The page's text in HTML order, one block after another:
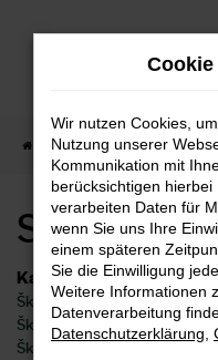
Zum
Startseite Kernen Škoda
Skoda
Kategorie
Škoda Kodiaq Neuwagen
Škoda Kodiaq Kernen
Škoda Kodiaq
Wir nutzen Cookies,
Nutzung unserer
Kommunikation mit
berücksichtigen
verarbeiten Daten für
wenn Sie uns Ihre
einem späteren
Sie die Einwilligung
Weitere Informationen
Datenverarbeitung
Datenschutzerklärung